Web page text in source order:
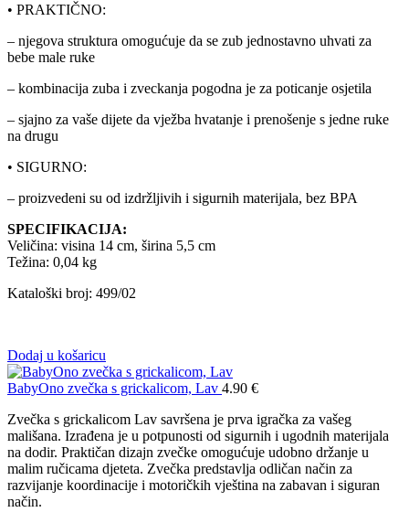
• PRAKTIČNO:
– njegova struktura omogućuje da se zub jednostavno uhvati za
bebe male ruke
– kombinacija zuba i zveckanja pogodna je za poticanje osjetila
– sjajno za vaše dijete da vježba hvatanje i prenošenje s jedne ruke
na drugu
• SIGURNO:
– proizvedeni su od izdržljivih i sigurnih materijala, bez BPA
SPECIFIKACIJA:
Veličina: visina 14 cm, širina 5,5 cm
Težina: 0,04 kg
Kataloški broj: 499/02
Dodaj u košaricu
BabyOno zvečka s grickalicom, Lav 4.90 €
Zvečka s grickalicom Lav savršena je prva igračka za vašeg
mališana. Izrađena je u potpunosti od sigurnih i ugodnih materijala
na dodir. Praktičan dizajn zvečke omogućuje udobno držanje u
malim ručicama djeteta. Zvečka predstavlja odličan način za
razvijanje koordinacije i motoričkih vještina na zabavan i siguran
način.